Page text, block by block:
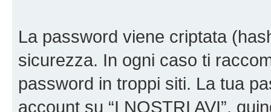
La password viene criptata
sicurezza. In ogni caso ti
password in troppi siti. La tua
account su “I NOSTRI AVI”,